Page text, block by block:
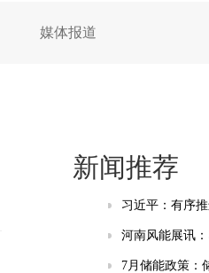
媒体报道
新闻推荐
习近平：有序推进大型风电光伏基地和电力
河南风能展讯：习近平：有序推进大型风电光伏基
7月储能政策：储能正式进入“十